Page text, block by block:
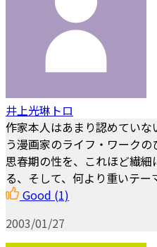
井上光琳トロ
作家本人はあまり認めてい
う漫画家のライフ・ワークの
思春期の性を、これほど繊
る、そして、何より重いテー
Good (1)
2003/01/27